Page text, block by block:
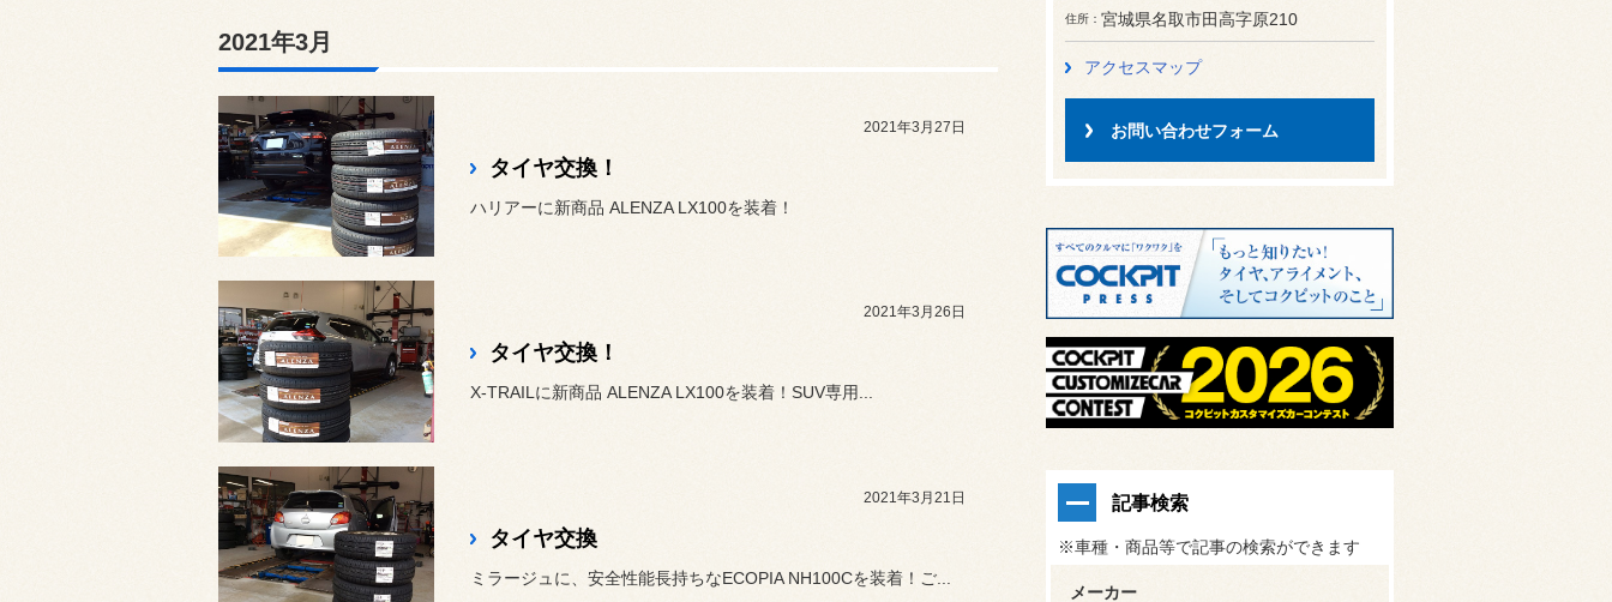
2021年3月
2021年3月27日
タイヤ交換！
ハリアーに新商品 ALENZA LX100を装着！
2021年3月26日
タイヤ交換！
X-TRAILに新商品 ALENZA LX100を装着！SUV専用...
2021年3月21日
タイヤ交換
ミラージュに、安全性能長持ちなECOPIA NH100Cを装着！ご...
住所 宮城県名取市田高字原210
アクセスマップ
お問い合わせフォーム
記事検索
※車種・商品等で記事の検索ができます
メーカー